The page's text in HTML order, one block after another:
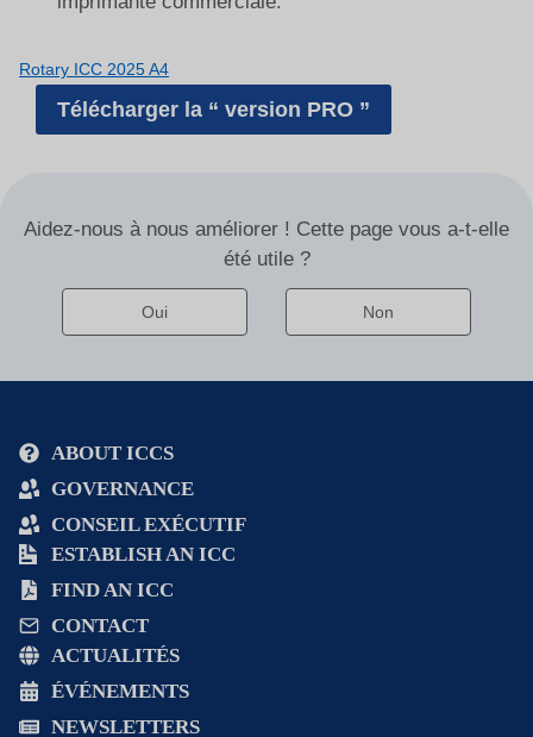
Rotary ICC 2025 A4
Télécharger la “ version PRO ”
Aidez-nous à nous améliorer ! Cette page vous a-t-elle
été utile ?
Oui Non
Alternative
ABOUT ICCS
GOVERNANCE
CONSEIL EXÉCUTIF
ESTABLISH AN ICC
FIND AN ICC
CONTACT
ACTUALITÉS
ÉVÉNEMENTS
NEWSLETTERS